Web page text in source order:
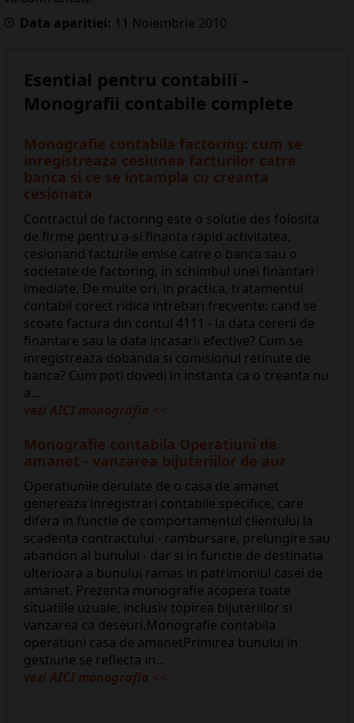
Data aparitiei: 11 Noiembrie 2010
Esential pentru contabili -
Monografii contabile complete
Monografie contabila factoring: cum se
inregistreaza cesiunea facturilor catre
banca si ce se intampla cu creanta
cesionata
Contractul de factoring este o solutie des folosita
de firme pentru a-si finanta rapid activitatea,
cesionand facturile emise catre o banca sau o
societate de factoring, in schimbul unei finantari
imediate. De multe ori, in practica, tratamentul
contabil corect ridica intrebari frecvente: cand se
scoate factura din contul 4111 - la data cererii de
finantare sau la data incasarii efective? Cum se
inregistreaza dobanda si comisionul retinute de
banca? Cum poti dovedi in instanta ca o creanta nu
a...
vezi AICI monografia <<
Monografie contabila Operatiuni de
amanet - vanzarea bijuteriilor de aur
Operatiunile derulate de o casa de amanet
genereaza inregistrari contabile specifice, care
difera in functie de comportamentul clientului la
scadenta contractului - rambursare, prelungire sau
abandon al bunului - dar si in functie de destinatia
ulterioara a bunului ramas in patrimoniul casei de
amanet. Prezenta monografie acopera toate
situatiile uzuale, inclusiv topirea bijuteriilor si
vanzarea ca deseuri.Monografie contabila
operatiuni casa de amanetPrimirea bunului in
gestiune se reflecta in...
vezi AICI monografia <<